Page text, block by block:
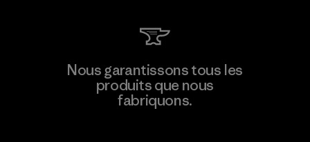
CKT Apparel (Pvt) Ltd. -
Agalawatte
Nous garantissons tous les
produits que nous
fabriquons.